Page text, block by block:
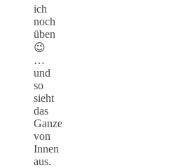
ich
noch
üben
😉
…
und
so
sieht
das
Ganze
von
Innen
aus.